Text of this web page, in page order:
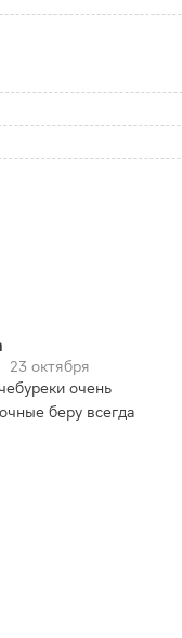
23 октября
очень
беру всегда